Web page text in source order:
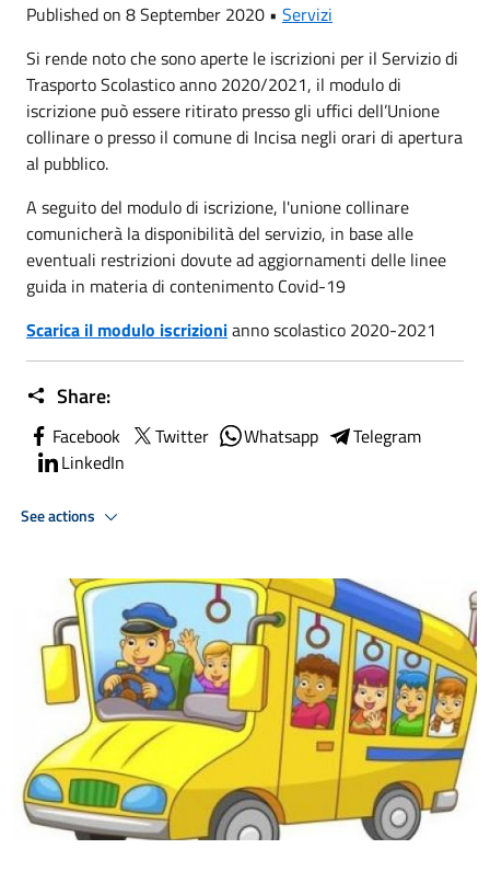
Published on 8 September 2020 • Servizi
Si rende noto che sono aperte le iscrizioni per il Servizio di
Trasporto Scolastico anno 2020/2021, il modulo di
iscrizione può essere ritirato presso gli uffici dell’Unione
collinare o presso il comune di Incisa negli orari di apertura
al pubblico.
A seguito del modulo di iscrizione, l'unione collinare
comunicherà la disponibilità del servizio, in base alle
eventuali restrizioni dovute ad aggiornamenti delle linee
guida in materia di contenimento Covid-19
Scarica il modulo iscrizionianno scolastico 2020-2021
Share:
Facebook Twitter Whatsapp
Telegram
LinkedIn
See actions